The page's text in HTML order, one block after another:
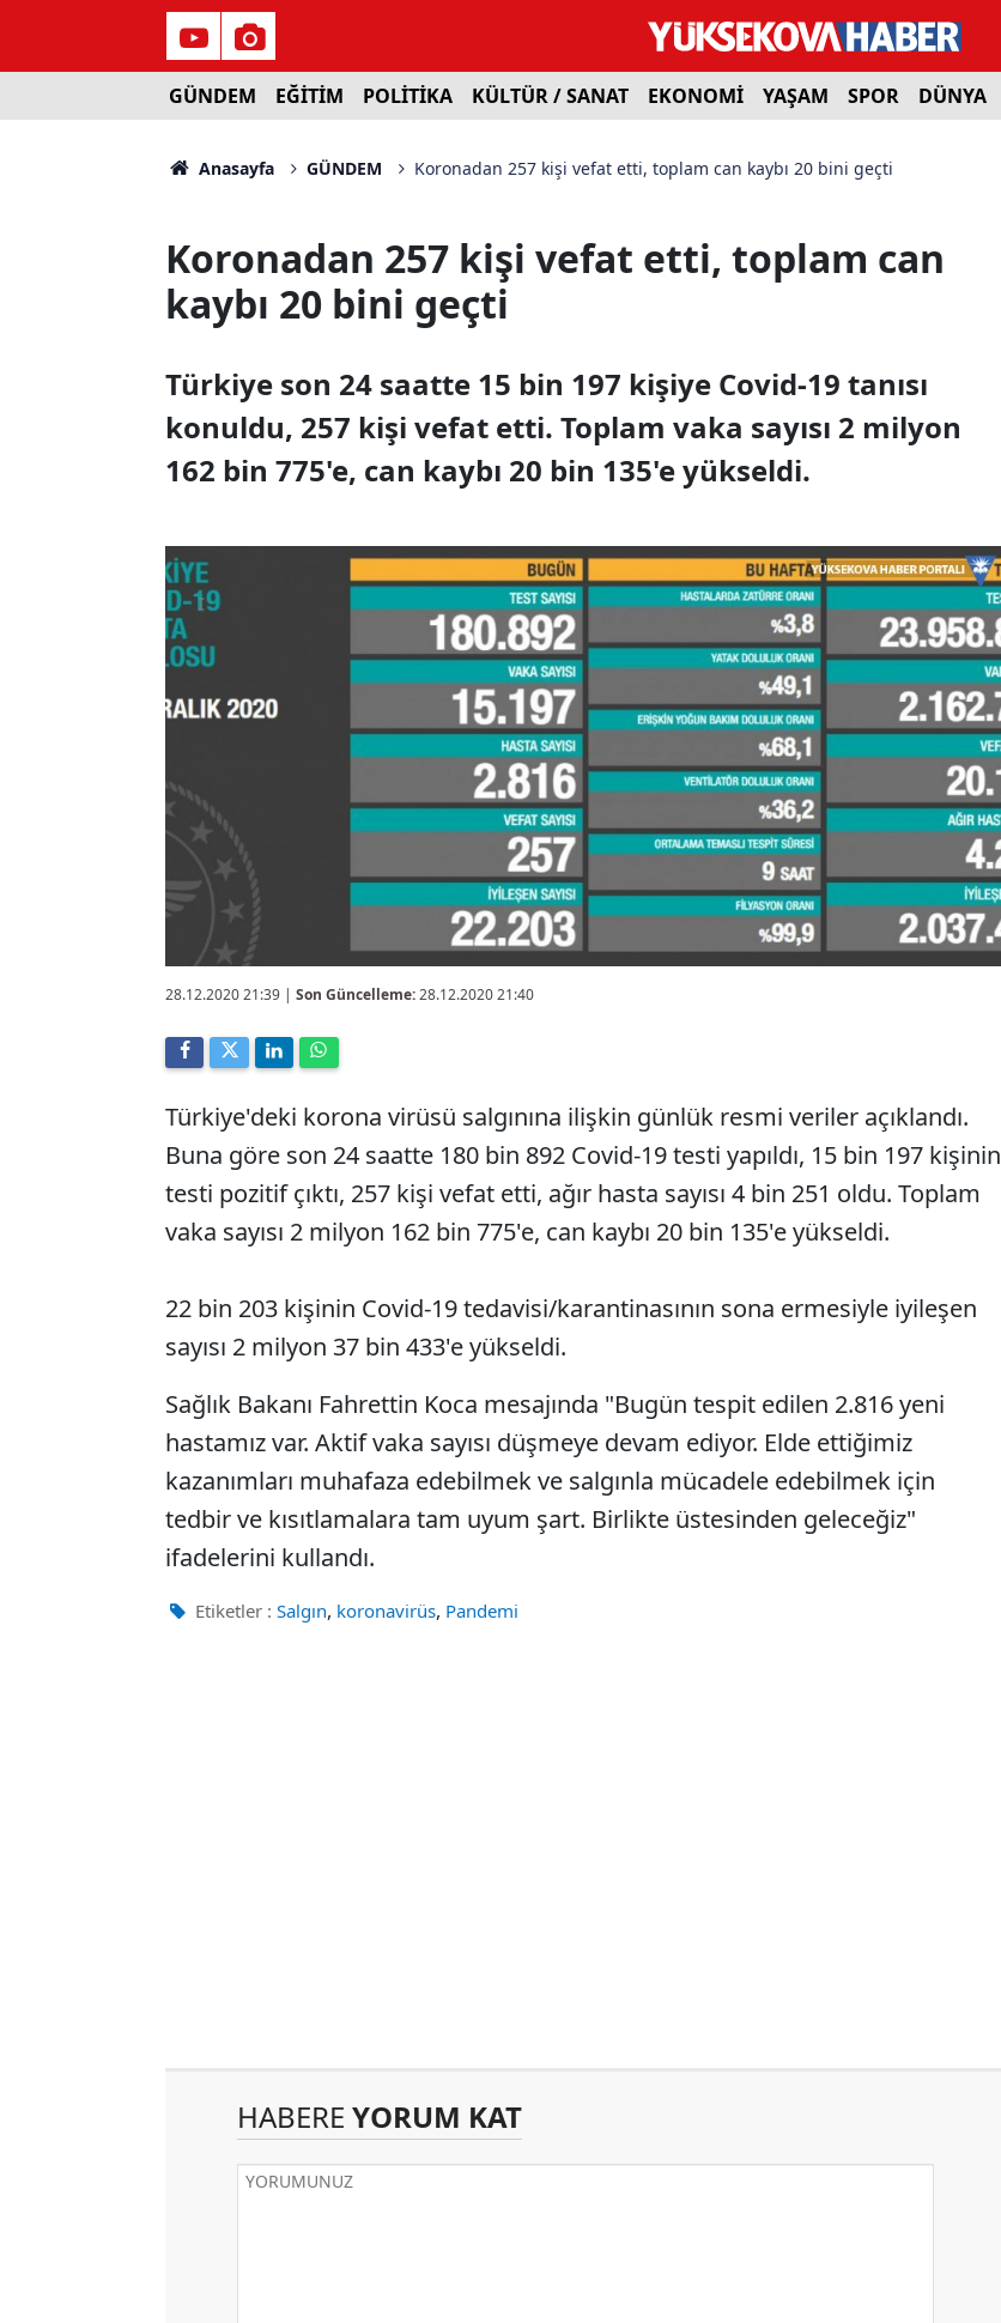
GÜNDEM EĞİTİM POLİTİKA KÜLTÜR / SANAT EKONOMİ YAŞAM SPOR DÜNYA
Anasayfa GÜNDEM Koronadan 257 kişi vefat etti, toplam can kaybı 20 bini geçti
Koronadan 257 kişi vefat etti, toplam can
kaybı 20 bini geçti
Türkiye son 24 saatte 15 bin 197 kişiye Covid-19 tanısı
konuldu, 257 kişi vefat etti. Toplam vaka sayısı 2 milyon
162 bin 775'e, can kaybı 20 bin 135'e yükseldi.
28.12.2020 21:39 | Son Güncelleme:28.12.2020 21:40
Türkiye'deki korona virüsü salgınına ilişkin günlük resmi veriler açıklandı.
Buna göre son 24 saatte 180 bin 892 Covid-19 testi yapıldı, 15 bin 197 kişinin
testi pozitif çıktı, 257 kişi vefat etti, ağır hasta sayısı 4 bin 251 oldu. Toplam
vaka sayısı 2 milyon 162 bin 775'e, can kaybı 20 bin 135'e yükseldi.
22 bin 203 kişinin Covid-19 tedavisi/karantinasının sona ermesiyle iyileşen
sayısı 2 milyon 37 bin 433'e yükseldi.
Sağlık Bakanı Fahrettin Koca mesajında "Bugün tespit edilen 2.816 yeni
hastamız var. Aktif vaka sayısı düşmeye devam ediyor. Elde ettiğimiz
kazanımları muhafaza edebilmek ve salgınla mücadele edebilmek için
tedbir ve kısıtlamalara tam uyum şart. Birlikte üstesinden geleceğiz"
ifadelerini kullandı.
Etiketler : Salgın, koronavirüs, Pandemi
HABERE YORUM KAT